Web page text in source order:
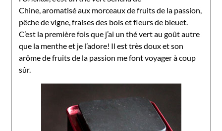
Chine, aromatisé aux morceaux de fruits de la passion,
pêche de vigne, fraises des bois et fleurs de bleuet.
C’est la première fois que j’ai un thé vert au goût autre
que la menthe et je l’adore! Il est très doux et son
arôme de fruits de la passion me font voyager à coup
sûr.